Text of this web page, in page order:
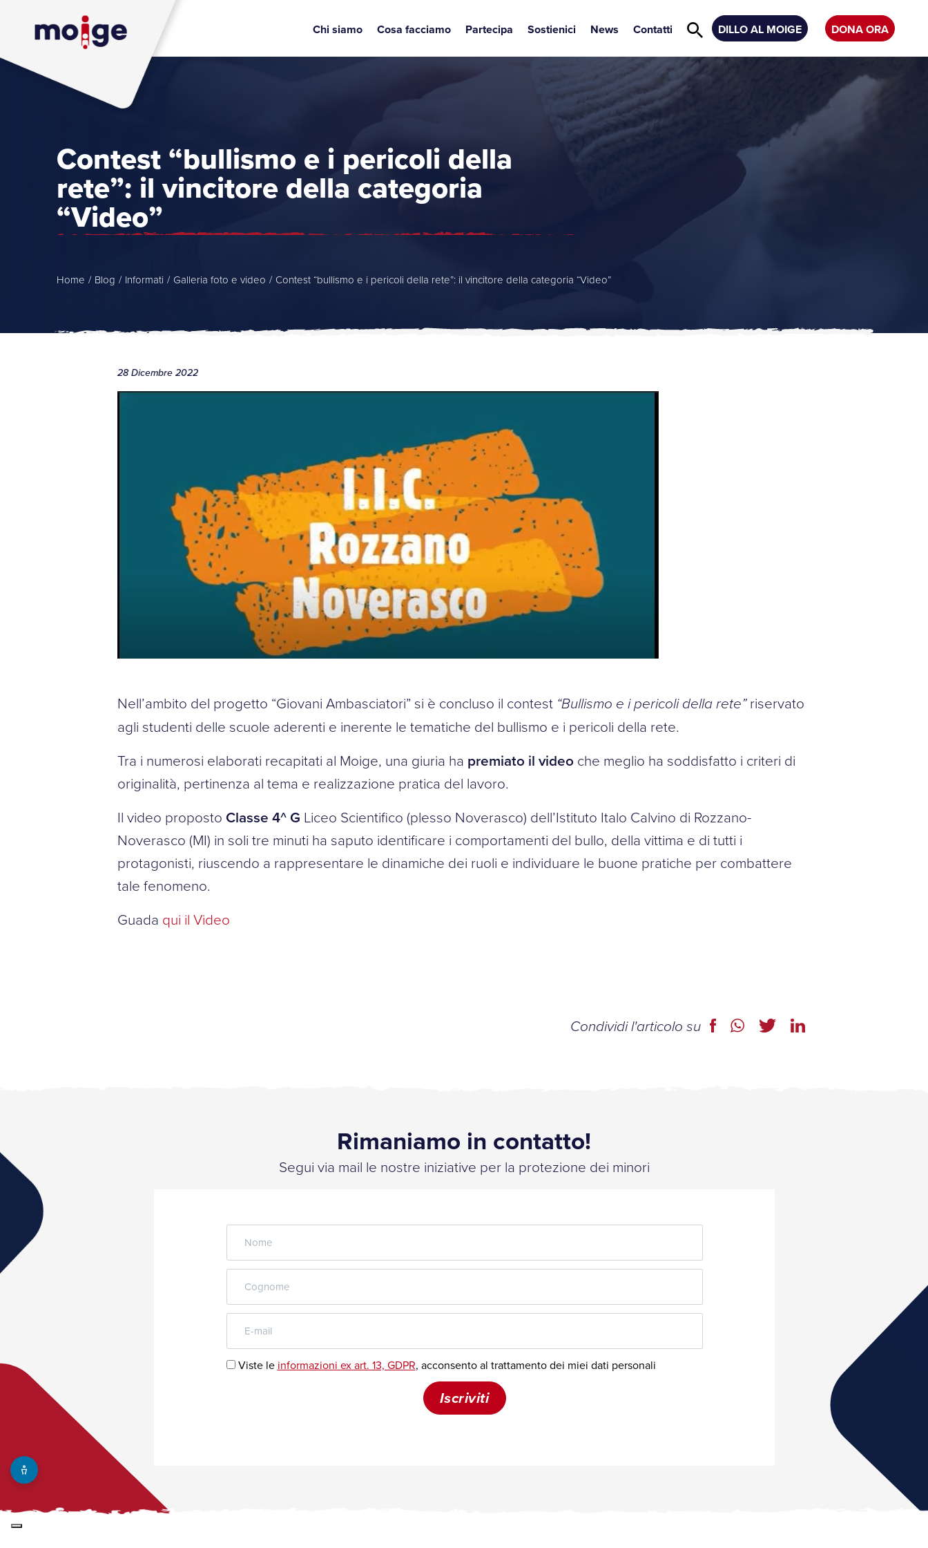
Chi siamo Cosa facciamo Partecipa Sostienici News Contatti DILLO AL MOIGE DONA ORA
Contest “bullismo e i pericoli della
rete”: il vincitore della categoria
“Video”
Home / Blog / Informati / Galleria foto e video / Contest “bullismo e i pericoli della rete”: il vincitore della categoria “Video”
28 Dicembre 2022
Nell’ambito del progetto “Giovani Ambasciatori” si è concluso il contest “Bullismo e i pericoli della rete”riservato
agli studenti delle scuole aderenti e inerente le tematiche del bullismo e i pericoli della rete.
Tra i numerosi elaborati recapitati al Moige, una giuria ha premiato il video che meglio ha soddisfatto i criteri di
originalità, pertinenza al tema e realizzazione pratica del lavoro.
Il video propostoClasse 4^ G Liceo Scientifico (plesso Noverasco) dell’Istituto Italo Calvino di Rozzano-
Noverasco (MI) in soli tre minuti ha saputo identificare i comportamenti del bullo, della vittima e di tutti i
protagonisti, riuscendo a rappresentare le dinamiche dei ruoli e individuare le buone pratiche per combattere
tale fenomeno.
Guada qui il Video
Condividi l'articolo su
Rimaniamo in contatto!
Segui via mail le nostre iniziative per la protezione dei minori